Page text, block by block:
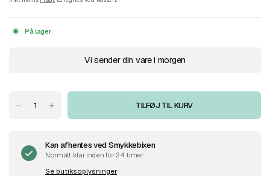
På lager
Vi sender din vare i morgen
TILFØJ TIL KURV
Kan afhentes vedSmykkebixen
Normalt klar inden for 24 timer
Se butiksoplysninger